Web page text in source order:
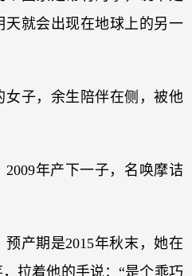
天就会出现在地球上的另一
女子，余生陪伴在侧，被他
2009年产下一子，名唤摩诘
产期是2015年秋末，她在
拉着他的手说：“是个乖巧